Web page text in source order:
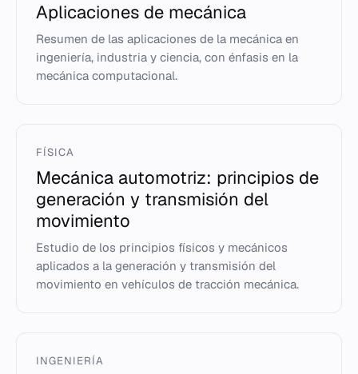
Aplicaciones de mecánica
Resumen de las aplicaciones de la mecánica en
ingeniería, industria y ciencia, con énfasis en la
mecánica computacional.
FÍSICA
Mecánica automotriz: principios de
generación y transmisión del
movimiento
Estudio de los principios físicos y mecánicos
aplicados a la generación y transmisión del
movimiento en vehículos de tracción mecánica.
INGENIERÍA